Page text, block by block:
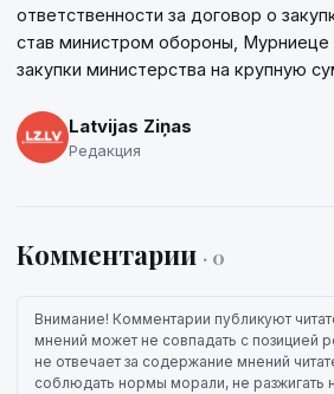
ответственности за договор о
став министром обороны, Мурниеце
закупки министерства на крупную
Latvijas Ziņas
Редакция
Комментарии · 0
Внимание! Комментарии публикуют
мнений может не совпадать с позицией
не отвечает за содержание мнений
соблюдать нормы морали, не разжигать